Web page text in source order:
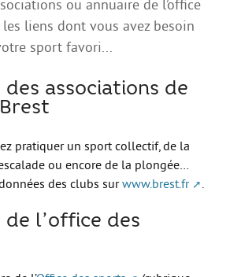
?
ou annuaire de l’office
liens dont vous avez besoin
sport favori...
des associations de
pratiquer un sport collectif, de la
ou encore de la plongée…
des clubs surwww.brest.fr
de l’office des